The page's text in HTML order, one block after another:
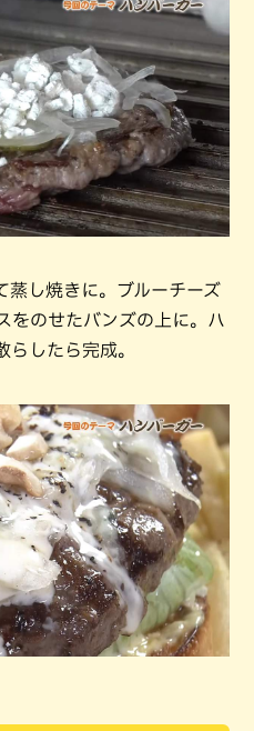
蒸し焼きに。ブルーチーズ
をのせたバンズの上に。ハ
らしたら完成。